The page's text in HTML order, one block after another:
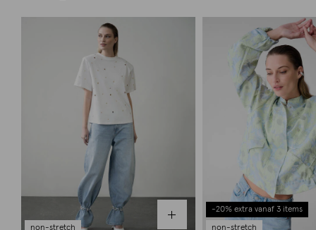
non-stretch
-20% extra vanaf 3 items
non-stretch